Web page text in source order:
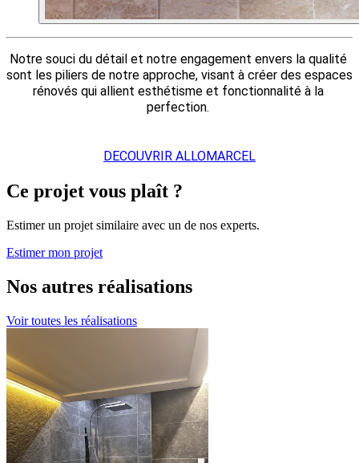
Notre souci du détail et notre engagement envers la qualité
sont les piliers de notre approche, visant à créer des espaces
rénovés qui allient esthétisme et fonctionnalité à la
perfection.
DECOUVRIR ALLOMARCEL
Ce projet vous plaît ?
Estimer un projet similaire avec un de nos experts.
Estimer mon projet
Nos autres réalisations
Voir toutes les réalisations